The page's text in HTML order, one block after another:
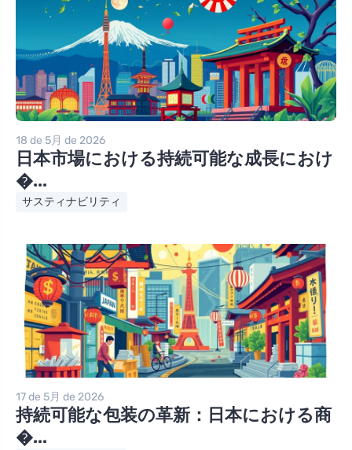
18 de 5月 de 2026
日本市場における持続可能な成長におけ
�...
サスティナビリティ
17 de 5月 de 2026
持続可能な包装の革新：日本における商
�...